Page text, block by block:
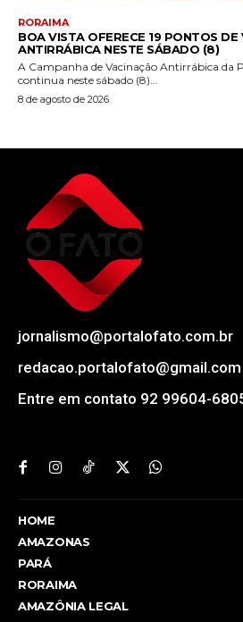
RORAIMA
BOA VISTA OFERECE 19 PONTOS DE
ANTIRRÁBICA NESTE SÁBADO (8)
A Campanha de Vacinação Antirrábica da
continua neste sábado (8)...
8 de agosto de 2026
jornalismo@portalofato.com.br
redacao.portalofato@gmail.com
Entre em contato 92 99604-
HOME
AMAZONAS
PARÁ
RORAIMA
AMAZÔNIA LEGAL